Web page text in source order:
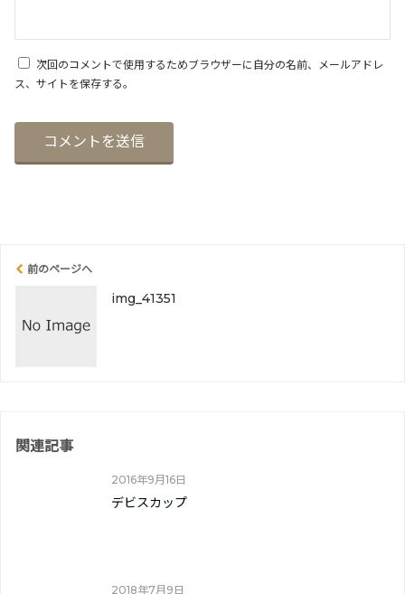
次回のコメントで使用するためブラウザーに自分の名前、メールアドレ
ス、サイトを保存する。
前のページへ
img_41351
関連記事
2016年9月16日
デビスカップ
2018年7月9日